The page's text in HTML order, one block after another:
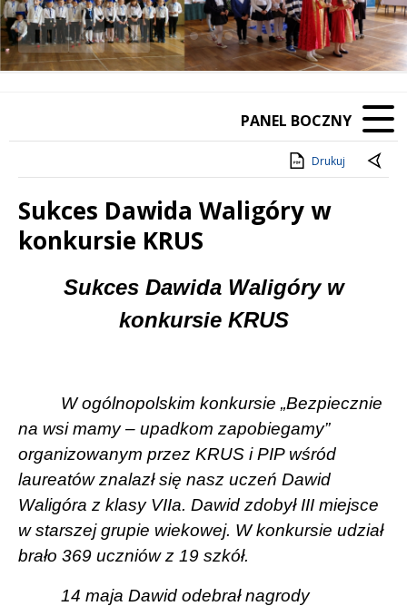
Poprzedni Element
Następny Element
❚❚
PANEL BOCZNY
Drukuj
Sukces Dawida Waligóry w
konkursie KRUS
TreśćSukces Dawida Waligóry w
konkursie KRUS
W ogólnopolskim konkursie „Bezpiecznie
na wsi mamy – upadkom zapobiegamy”
organizowanym przez KRUS i PIP wśród
laureatów znalazł się nasz uczeń Dawid
Waligóra z klasy VIIa. Dawid zdobył III miejsce
w starszej grupie wiekowej. W konkursie udział
brało 369 uczniów z 19 szkół.
14 maja Dawid odebrał nagrody